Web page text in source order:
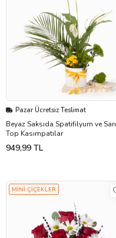
Pazar Ücretsiz Teslimat
Beyaz Saksıda Spatifilyum ve Sarı
Top Kasımpatılar
949,99 TL
MİNİ ÇİÇEKLER